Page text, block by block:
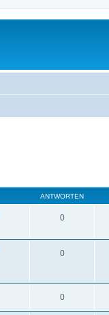
ANTWORTEN
0
0
0